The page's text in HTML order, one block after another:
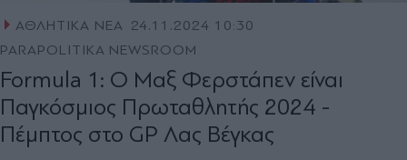
ΑΘΛΗΤΙΚΑ ΝΕΑ 24.11.2024 10:30
PARAPOLITIKA NEWSROOM
Formula 1: Ο Μαξ Φερστάπεν είναι
Παγκόσμιος Πρωταθλητής 2024 -
Πέμπτος στο GP Λας Βέγκας